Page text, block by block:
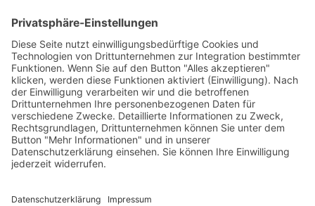
unsere jüngsten Patienten bieten wir eine
sorgfältig ausgewählte Liste von Kinderärzten, die
sich auf die einzigartigen Bedürfnisse von Kindern
spezialisiert haben. Diese Ärzte bieten
Vorsorgeuntersuchungen, Impfungen,
Behandlungen von Kinderkrankheiten und eine
einfühlsame Betreuung an, um sicherzustellen,
dass Ihre Kinder gesund und glücklich aufwachsen.
Verlassen Sie sich auf unser Branchenportal, um
Klosterlausnitzzu finden. Sorgen Sie für die